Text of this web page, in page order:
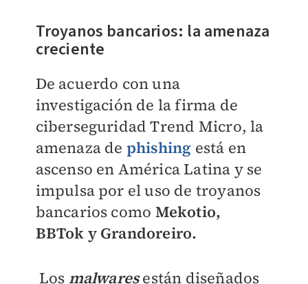
Troyanos bancarios: la amenaza
creciente
De acuerdo con una
investigación de la firma de
ciberseguridad Trend Micro, la
amenaza de phishing está en
ascenso en América Latina y se
impulsa por el uso de troyanos
bancarios como Mekotio,
BBTok y Grandoreiro.
Los malwaresestán diseñados